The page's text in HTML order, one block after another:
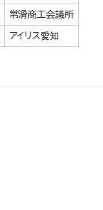
常滑商工会議所
アイリス愛知